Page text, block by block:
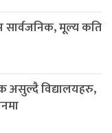
सार्वजनिक, मूल्य कति
असुल्दै विद्यालयहरु,